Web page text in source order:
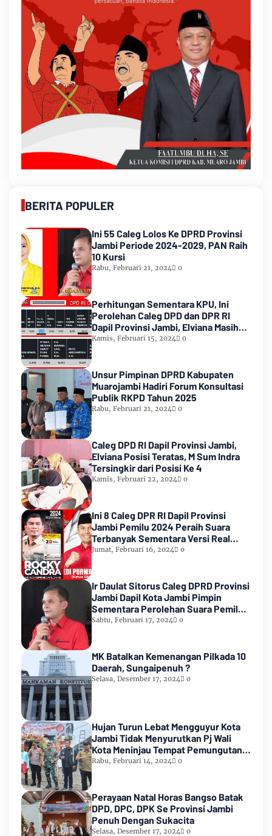
BERITA POPULER
Ini 55 Caleg Lolos Ke DPRD Provinsi
Jambi Periode 2024-2029, PAN Raih
10 Kursi
Rabu, Februari 21, 2024 0
Perhitungan Sementara KPU, Ini
Perolehan Caleg DPD dan DPR RI
Dapil Provinsi Jambi, Elviana Masih
Urutan Kedua Teratas
Kamis, Februari 15, 2024 0
Unsur Pimpinan DPRD Kabupaten
Muarojambi Hadiri Forum Konsultasi
Publik RKPD Tahun 2025
Rabu, Februari 21, 2024 0
Caleg DPD RI Dapil Provinsi Jambi,
Elviana Posisi Teratas, M Sum Indra
Tersingkir dari Posisi Ke 4
Kamis, Februari 22, 2024 0
Ini 8 Caleg DPR RI Dapil Provinsi
Jambi Pemilu 2024 Peraih Suara
Terbanyak Sementara Versi Real
Count KPU RI
Jumat, Februari 16, 2024 0
Ir Daulat Sitorus Caleg DPRD Provinsi
Jambi Dapil Kota Jambi Pimpin
Sementara Perolehan Suara Pemilu
2024
Sabtu, Februari 17, 2024 0
MK Batalkan Kemenangan Pilkada 10
Daerah, Sungaipenuh ?
Selasa, Desember 17, 2024 0
Hujan Turun Lebat Mengguyur Kota
Jambi Tidak Menyurutkan Pj Wali
Kota Meninjau Tempat Pemungutan
Suara Pemilu 2024
Rabu, Februari 14, 2024 0
Perayaan Natal Horas Bangso Batak
DPD, DPC, DPK Se Provinsi Jambi
Penuh Dengan Sukacita
Selasa, Desember 17, 2024 0